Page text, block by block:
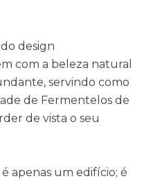
design
com a beleza natural
servindo como
de Fermentelos de
de vista o seu
apenas um edifício; é